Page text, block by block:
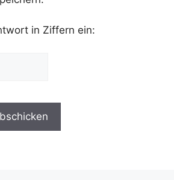
in Ziffern ein: